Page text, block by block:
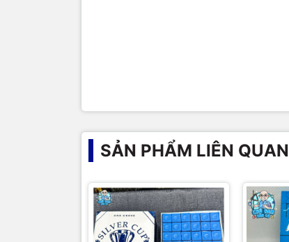
SẢN PHẨM LIÊN QUAN